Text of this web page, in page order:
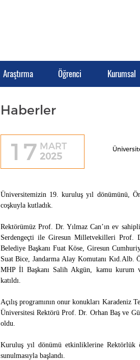
Araştırma Öğrenci Kurumsal
Haberler
17 MART
2025
Üniversitemizin 19. kuruluş yıl dönümünü,
coşkuyla kutladık.
Rektörümüz Prof. Dr. Yılmaz Can’ın ev
Serdengeçti ile Giresun Milletvekilleri Prof.
Belediye Başkanı Fuat Köse, Giresun
Suat Bice, Jandarma Alay Komutanı
MHP İl Başkanı Salih Akgün, kamu kurum
katıldı.
Açılış programının onur konukları
Üniversitesi Rektörü Prof. Dr. Orhan Baş ve
oldu.
Kuruluş yıl dönümü etkinliklerine Rektörlük
sunulmasıyla başlandı.